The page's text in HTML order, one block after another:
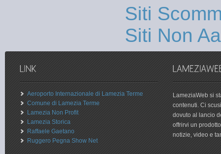
Siti
Siti Non
Aeroporto Internazionale di Lamezia Terme
Comune di Lamezia Terme
Lamezia Non Profit
Lamezia Storica
Raffaele Gaetano
Ruggero Pegna Show Net
LameziaWeb si
contenuti. Ci
dovuto al lancio
offrirvi un
notizie, video e